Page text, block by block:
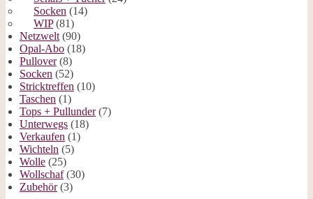
Socken (14)
WIP(81)
Netzwelt (90)
Opal-Abo (18)
Pullover(8)
Socken (52)
Stricktreffen (10)
Taschen (1)
Tops + Pullunder(7)
Unterwegs (18)
Verkaufen (1)
Wichteln (5)
Wolle (25)
Wollschaf(30)
Zubehör(3)